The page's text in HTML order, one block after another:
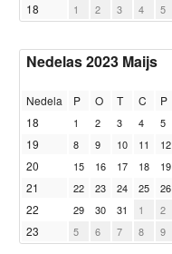
18 1 2 3 4 5
Nedelas 2023 Maijs
Nedela P O T C P
18
1 2 3 4 5
19 8 9 10 11 12
20 15 16 17 18 19
21 22 23 24 25 26
22 29 30 31 1 2
23 5 6 7 8 9